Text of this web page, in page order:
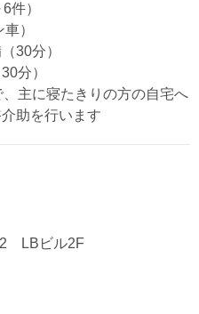
件）
）
30分）
分）
主に寝たきりの方の自宅へ
助を行います
LBビル2F